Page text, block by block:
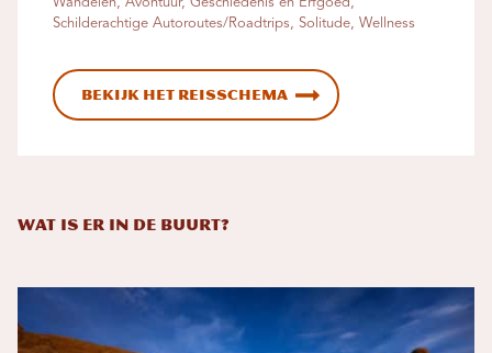
Schilderachtige Autoroutes/Roadtrips, Solitude, Wellness
Bekijk het reisschema
Wat is er in de buurt?